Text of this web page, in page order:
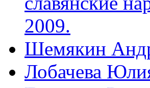
2009.
Шемякин
Лобачева